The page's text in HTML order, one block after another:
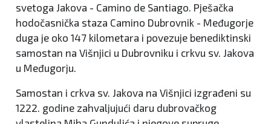
svetoga Jakova - Camino de Santiago. Pješačka
hodočasnička staza Camino Dubrovnik - Međugorje
duga je oko 147 kilometara i povezuje benediktinski
samostan na Višnjici u Dubrovniku i crkvu sv. Jakova
u Međugorju.
Samostan i crkva sv. Jakova na Višnjici izgrađeni su
1222. godine zahvaljujući daru dubrovačkog